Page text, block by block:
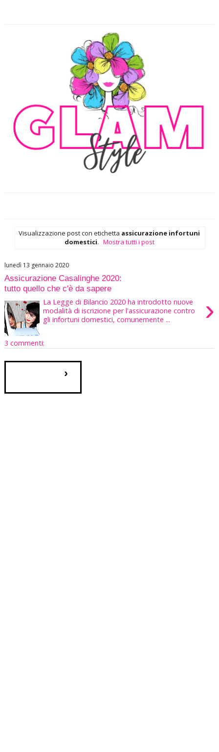
Visualizzazione post con etichetta assicurazione infortuni
domestici. Mostra tutti i post
lunedì 13 gennaio 2020
Assicurazione Casalinghe 2020:
tutto quello che c'è da sapere
›
La Legge di Bilancio 2020 ha introdotto nuove
modalità di iscrizione per l'assicurazione contro
gli infortuni domestici, comunemente ...
3 commenti:
›